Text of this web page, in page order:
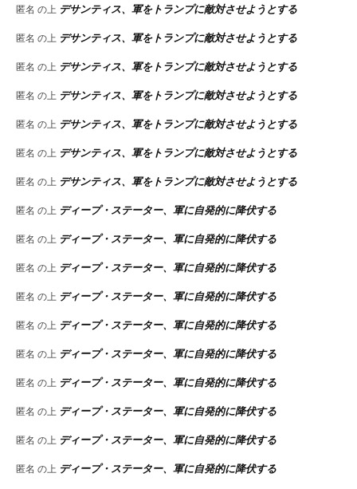
匿名 の上 デサンティス、軍をトランプに敵対させようとする
匿名 の上 デサンティス、軍をトランプに敵対させようとする
匿名 の上 デサンティス、軍をトランプに敵対させようとする
匿名 の上 デサンティス、軍をトランプに敵対させようとする
匿名 の上 デサンティス、軍をトランプに敵対させようとする
匿名 の上 デサンティス、軍をトランプに敵対させようとする
匿名 の上 デサンティス、軍をトランプに敵対させようとする
匿名 の上 ディープ・ステーター、軍に自発的に降伏する
匿名 の上 ディープ・ステーター、軍に自発的に降伏する
匿名 の上 ディープ・ステーター、軍に自発的に降伏する
匿名 の上 ディープ・ステーター、軍に自発的に降伏する
匿名 の上 ディープ・ステーター、軍に自発的に降伏する
匿名 の上 ディープ・ステーター、軍に自発的に降伏する
匿名 の上 ディープ・ステーター、軍に自発的に降伏する
匿名 の上 ディープ・ステーター、軍に自発的に降伏する
匿名 の上 ディープ・ステーター、軍に自発的に降伏する
匿名 の上 ディープ・ステーター、軍に自発的に降伏する